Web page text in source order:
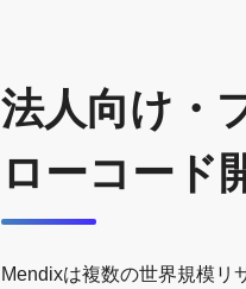
法人向け・
ローコード
Mendixは複数の世界規模リ